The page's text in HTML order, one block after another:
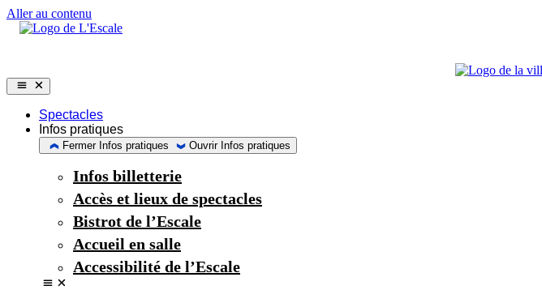
Aller au contenu
Spectacles
Infos pratiques
Fermer Infos pratiques Ouvrir Infos pratiques
Infos billetterie
Accès et lieux de spectacles
Bistrot de l’Escale
Accueil en salle
Accessibilité de l’Escale